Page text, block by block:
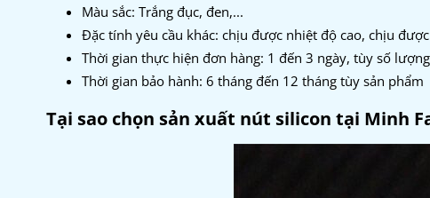
Màu sắc: Trắng đục, đen,...
Đặc tính yêu cầu khác: chịu được nhiệt độ cao, chịu
Thời gian thực hiện đơn hàng: 1 đến 3 ngày, tùy số
Thời gian bảo hành: 6 tháng đến 12 tháng tùy sản phẩm
Tại sao chọn sản xuất nút silicon tại Minh